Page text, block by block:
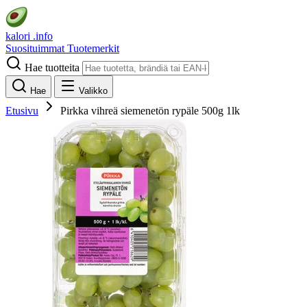
kalori .info
Suosituimmat Tuotemerkit
Hae tuotteita
Hae Valikko
Etusivu Pirkka vihreä siemenetön rypäle 500g 1lk